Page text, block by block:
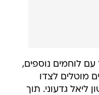
לוחמים נוספים,
מוטלים לצדו 
ליאל גדעוני. תוך